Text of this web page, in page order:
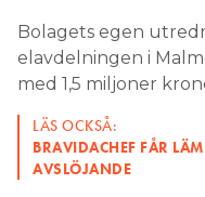
SEARCH
Bolagets egen
elavdelningen i
med 1,5 miljoner
LÄS OCKSÅ:
BRAVIDACHEF FÅR
AVSLÖJANDE